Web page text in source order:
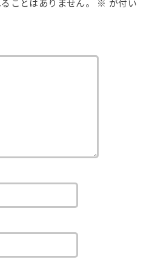
ことはありません。 ※ が付い